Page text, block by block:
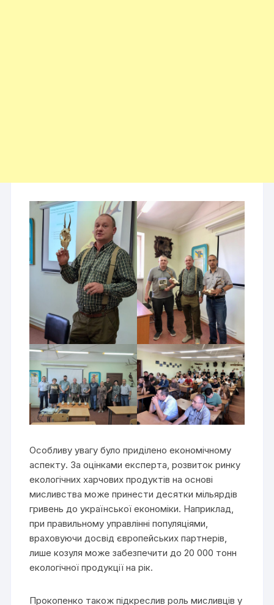
Особливу увагу було приділено економічному
аспекту. За оцінками експерта, розвиток ринку
екологічних харчових продуктів на основі
мисливства може принести десятки мільярдів
гривень до української економіки. Наприклад,
при правильному управлінні популяціями,
враховуючи досвід європейських партнерів,
лише козуля може забезпечити до 20 000 тонн
екологічної продукції на рік.
Прокопенко також підкреслив роль мисливців у